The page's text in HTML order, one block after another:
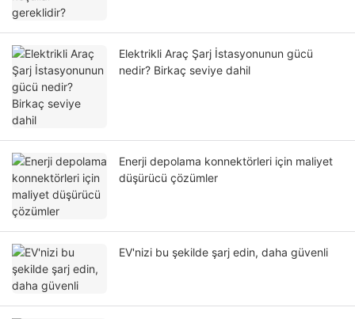
Elektrikli Araç Şarj İstasyonunun gücü
nedir? Birkaç seviye dahil
Enerji depolama konnektörleri için maliyet
düşürücü çözümler
EV'nizi bu şekilde şarj edin, daha güvenli